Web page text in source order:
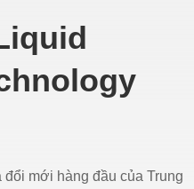
mới hàng đầu của Trung